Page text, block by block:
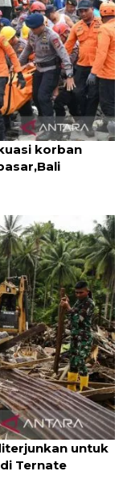
korban
untuk
Ternate